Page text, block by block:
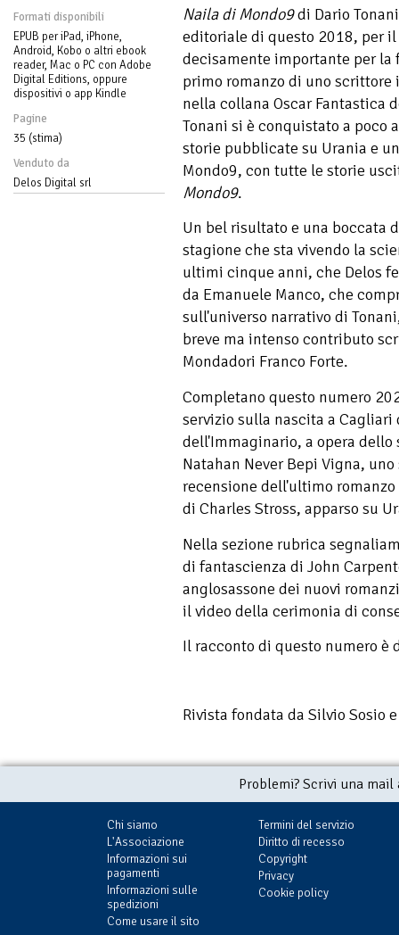
Formati disponibili
EPUB per iPad, iPhone,
Android, Kobo o altri ebook
reader, Mac o PC con Adobe
Digital Editions, oppure
dispositivi o app Kindle
Pagine
35 (stima)
Venduto da
Delos Digital srl
Naila di Mondo9di Dario
editoriale di questo 2018, per
decisamente importante per
primo romanzo di uno
nella collana Oscar Fantastica
Tonani si è conquistato a poco
storie pubblicate su Urania e
Mondo9, con tutte le storie
Mondo9.
Un bel risultato e una boccata
stagione che sta vivendo la
ultimi cinque anni, che Delos
da Emanuele Manco, che
sull'universo narrativo di
breve ma intenso contributo
Mondadori Franco Forte.
Completano questo numero
servizio sulla nascita a
dell'Immaginario, a opera
Natahan Never Bepi Vigna,
recensione dell'ultimo
di Charles Stross, apparso su
Nella sezione rubrica
di fantascienza di John
anglosassone dei nuovi
il video della cerimonia di
Il racconto di questo numero è
Rivista fondata da Silvio Sosio
Problemi? Scrivi una
Chi siamo
L'Associazione
Informazioni sui
pagamenti
Informazioni sulle
spedizioni
Come usare il sito
Termini del servizio
Diritto di recesso
Copyright
Privacy
Cookie policy